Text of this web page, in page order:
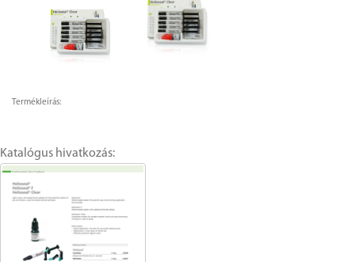
Termékleírás:
Katalógus hivatkozás: